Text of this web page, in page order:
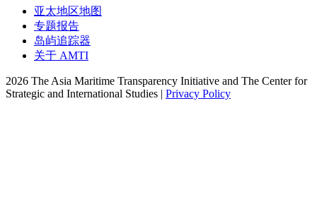
亚太地区地图
专题报告
岛屿追踪器
关于 AMTI
2026 The Asia Maritime Transparency Initiative and The Center for
Strategic and International Studies | Privacy Policy